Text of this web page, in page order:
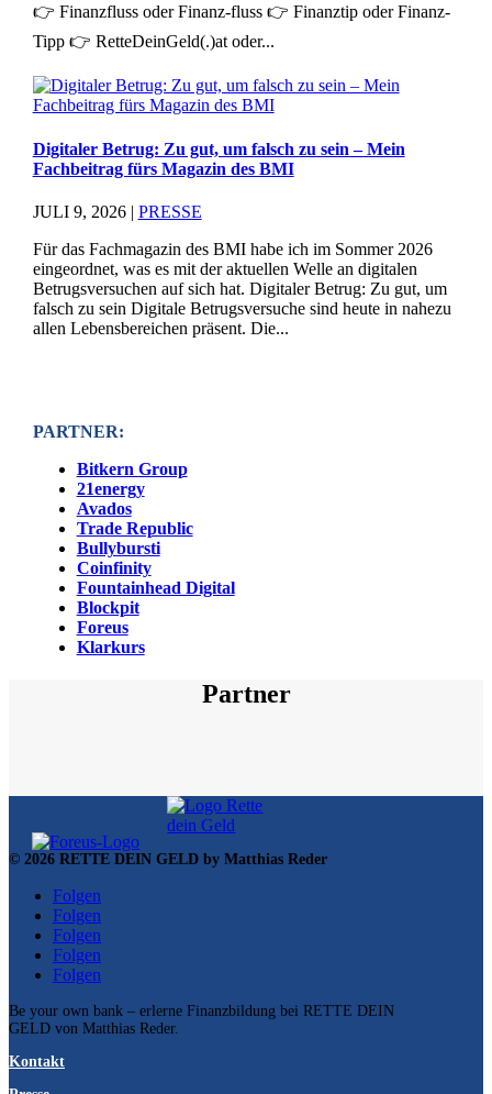
👉 Finanzfluss oder Finanz-fluss 👉 Finanztip oder Finanz-
Tipp 👉 RetteDeinGeld(.)at oder...
Digitaler Betrug: Zu gut, um falsch zu sein – Mein
Fachbeitrag fürs Magazin des BMI
JULI 9, 2026| PRESSE
Für das Fachmagazin des BMI habe ich im Sommer 2026
eingeordnet, was es mit der aktuellen Welle an digitalen
Betrugsversuchen auf sich hat. Digitaler Betrug: Zu gut, um
falsch zu sein Digitale Betrugsversuche sind heute in nahezu
allen Lebensbereichen präsent. Die...
PARTNER:
Bitkern Group
21energy
Avados
Trade Republic
Bullybursti
Coinfinity
Fountainhead Digital
Blockpit
Foreus
Klarkurs
Partner
© 2026 RETTE DEIN GELD by Matthias Reder
Folgen
Folgen
Folgen
Folgen
Folgen
Be your own bank – erlerne Finanzbildung bei RETTE DEIN
GELD von Matthias Reder.
Kontakt